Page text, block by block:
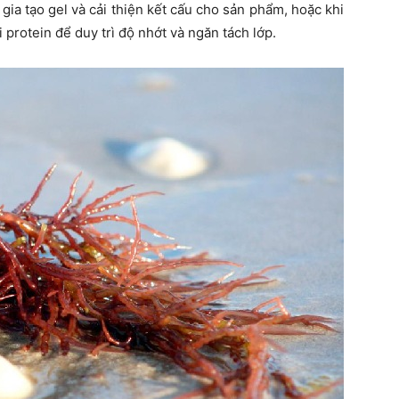
tạo gel và cải thiện kết cấu cho sản phẩm, hoặc khi
để duy trì độ nhớt và ngăn tách lớp.